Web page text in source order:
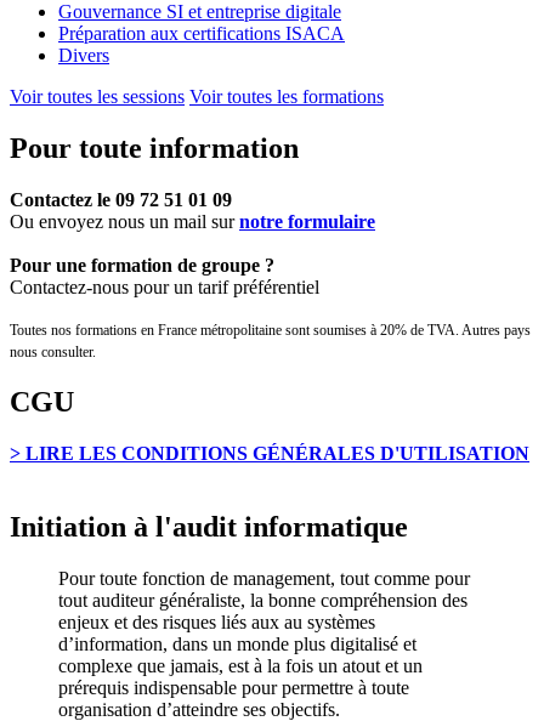
Gouvernance SI et entreprise digitale
Préparation aux certifications ISACA
Divers
Voir toutes les sessions Voir toutes les formations
Pour toute information
Contactez le 09 72 51 01 09
Ou envoyez nous un mail surnotre formulaire
Pour une formation de groupe ?
Contactez-nous pour un tarif préférentiel
Toutes nos formations en France métropolitaine sont soumises à 20% de TVA. Autres pays
nous consulter.
CGU
> LIRE LES CONDITIONS GÉNÉRALES D'UTILISATION
Initiation à l'audit informatique
Pour toute fonction de management, tout comme pour
tout auditeur généraliste, la bonne compréhension des
enjeux et des risques liés aux au systèmes
d’information, dans un monde plus digitalisé et
complexe que jamais, est à la fois un atout et un
prérequis indispensable pour permettre à toute
organisation d’atteindre ses objectifs.